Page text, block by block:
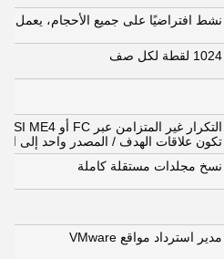
نشط افتراضيًا على جميع الأحجام، يعمل
1024 لقطة لكل صف
تكون علاقات الهدف / المصدر واحد إلى
نسخ مجلدات مستقلة كاملة
مدير استرداد مواقع VMware